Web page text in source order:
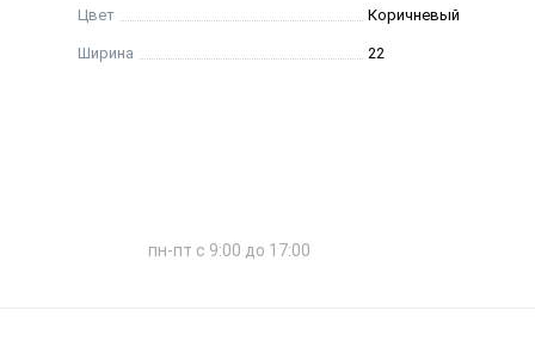
Цвет Коричневый
Ширина 22
пн-пт с 9:00 до 17:00